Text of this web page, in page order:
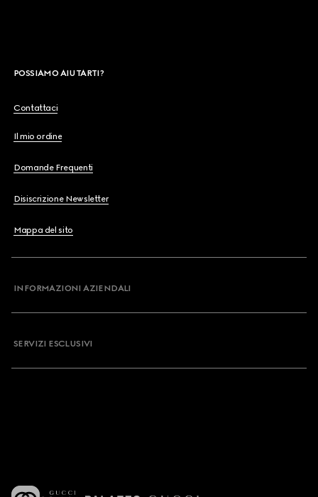
POSSIAMO AIUTARTI?
Contattaci
Il mio ordine
Domande Frequenti
Disiscrizione Newsletter
Mappa del sito
INFORMAZIONI AZIENDALI
SERVIZI ESCLUSIVI